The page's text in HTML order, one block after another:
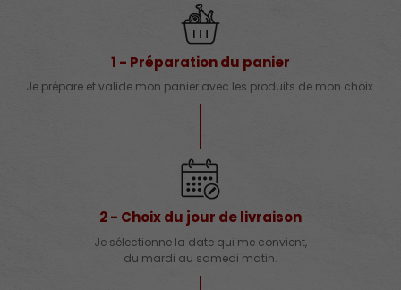
1 - Préparation du panier
Je prépare et valide mon panier avec les produits de mon choix.
2 - Choix du jour de livraison
Je sélectionne la date qui me convient,
du mardi au samedi matin.